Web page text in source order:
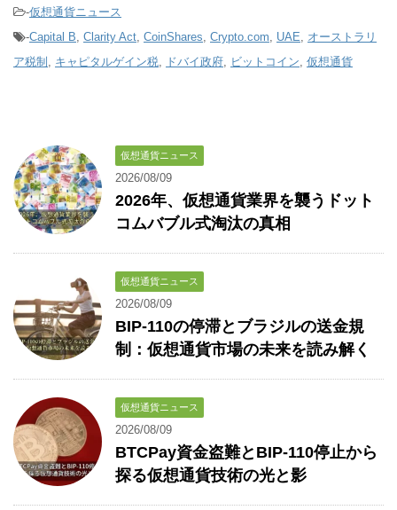
-仮想通貨ニュース
-Capital B Clarity Act CoinShares Crypto.com UAE
オーストラリ
ア税制
キャピタルゲイン税 ドバイ政府 ビットコイン 仮想通貨
仮想通貨ニュース
2026/08/09
2026年、仮想通貨業界を襲うドット
コムバブル式淘汰の真相
仮想通貨ニュース
2026/08/09
BIP-110の停滞とブラジルの送金規
制：仮想通貨市場の未来を読み解く
仮想通貨ニュース
2026/08/09
BTCPay資金盗難とBIP-110停止から
探る仮想通貨技術の光と影